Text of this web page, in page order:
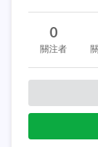
0
關注者